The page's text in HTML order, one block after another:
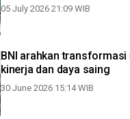
05 July 2026 21:09 WIB
BNI arahkan transformasi
kinerja dan daya saing
30 June 2026 15:14 WIB